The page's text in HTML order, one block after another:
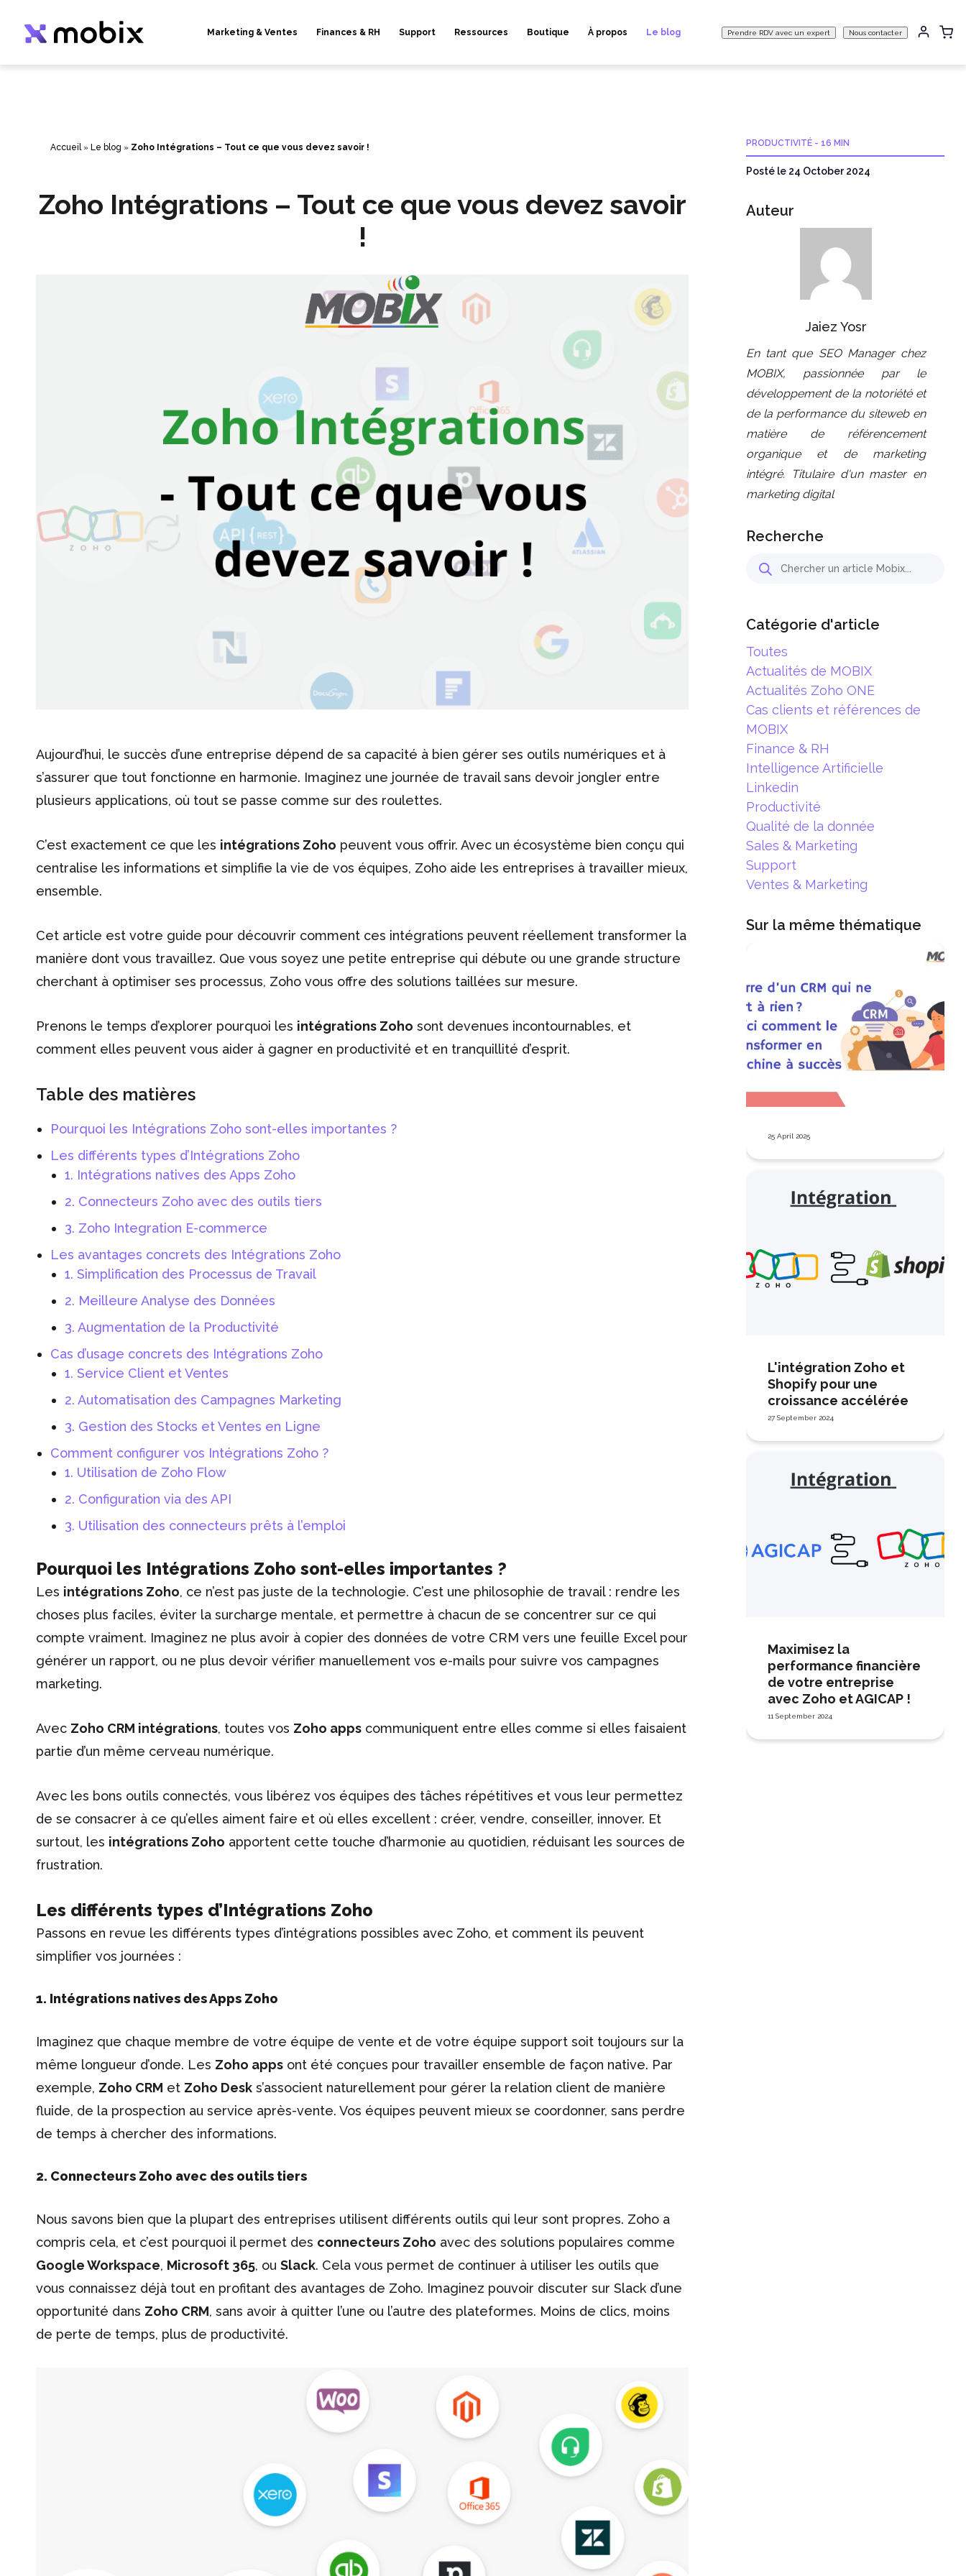
contenu
Marketing & Ventes Finances & RH Support Ressources Boutique À propos Le blog Prendre RDV avec un expert Nous contacter
Accueil» Le blog » Zoho Intégrations – Tout ce que vous devez savoir !
Zoho Intégrations – Tout ce que vous devez savoir
!
Aujourd’hui, le succès d’une entreprise dépend de sa capacité à bien gérer ses outils numériques et à
s’assurer que tout fonctionne en harmonie. Imaginez une journée de travail sans devoir jongler entre
plusieurs applications, où tout se passe comme sur des roulettes.
C’est exactement ce que les intégrations Zoho peuvent vous offrir. Avec un écosystème bien conçu qui
centralise les informations et simplifie la vie de vos équipes, Zoho aide les entreprises à travailler mieux,
ensemble.
Cet article est votre guide pour découvrir comment ces intégrations peuvent réellement transformer la
manière dont vous travaillez. Que vous soyez une petite entreprise qui débute ou une grande structure
cherchant à optimiser ses processus, Zoho vous offre des solutions taillées sur mesure.
Prenons le temps d’explorer pourquoi les intégrations Zoho sont devenues incontournables, et
comment elles peuvent vous aider à gagner en productivité et en tranquillité d’esprit.
Table des matières
Pourquoi les Intégrations Zoho sont-elles importantes ?
Les différents types d’Intégrations Zoho
1. Intégrations natives des Apps Zoho
2. Connecteurs Zoho avec des outils tiers
3. Zoho Integration E-commerce
Les avantages concrets des Intégrations Zoho
1. Simplification des Processus de Travail
2. Meilleure Analyse des Données
3. Augmentation de la Productivité
Cas d’usage concrets des Intégrations Zoho
1. Service Client et Ventes
2. Automatisation des Campagnes Marketing
3. Gestion des Stocks et Ventes en Ligne
Comment configurer vos Intégrations Zoho ?
1. Utilisation de Zoho Flow
2. Configuration via des API
3. Utilisation des connecteurs prêts à l’emploi
Pourquoi les Intégrations Zoho sont-elles importantes ?
Les intégrations Zoho, ce n’est pas juste de la technologie. C’est une philosophie de travail : rendre les
choses plus faciles, éviter la surcharge mentale, et permettre à chacun de se concentrer sur ce qui
compte vraiment. Imaginez ne plus avoir à copier des données de votre CRM vers une feuille Excel pour
générer un rapport, ou ne plus devoir vérifier manuellement vos e-mails pour suivre vos campagnes
marketing.
Avec Zoho CRM intégrations, toutes vos Zoho apps communiquent entre elles comme si elles faisaient
partie d’un même cerveau numérique.
Avec les bons outils connectés, vous libérez vos équipes des tâches répétitives et vous leur permettez
de se consacrer à ce qu’elles aiment faire et où elles excellent : créer, vendre, conseiller, innover. Et
surtout, les intégrations Zoho apportent cette touche d’harmonie au quotidien, réduisant les sources de
frustration.
Les différents types d’Intégrations Zoho
Passons en revue les différents types d’intégrations possibles avec Zoho, et comment ils peuvent
simplifier vos journées :
1. Intégrations natives des Apps Zoho
Imaginez que chaque membre de votre équipe de vente et de votre équipe support soit toujours sur la
même longueur d’onde. Les Zoho apps ont été conçues pour travailler ensemble de façon native. Par
exemple, Zoho CRM et Zoho Desk s’associent naturellement pour gérer la relation client de manière
fluide, de la prospection au service après-vente. Vos équipes peuvent mieux se coordonner, sans perdre
de temps à chercher des informations.
2. Connecteurs Zoho avec des outils tiers
Nous savons bien que la plupart des entreprises utilisent différents outils qui leur sont propres. Zoho a
compris cela, et c’est pourquoi il permet des connecteurs Zoho avec des solutions populaires comme
Google Workspace, Microsoft 365, ou Slack. Cela vous permet de continuer à utiliser les outils que
vous connaissez déjà tout en profitant des avantages de Zoho. Imaginez pouvoir discuter sur Slack d’une
opportunité dans Zoho CRM, sans avoir à quitter l’une ou l’autre des plateformes. Moins de clics, moins
de perte de temps, plus de productivité.
PRODUCTIVITÉ - 16 MIN
Posté le 24 October 2024
Auteur
Jaiez Yosr
En tant que SEO Manager chez
MOBIX, passionnée par le
développement de la notoriété et
de la performance du siteweb en
matière de référencement
organique et de marketing
intégré. Titulaire d'un master en
marketing digital
Recherche
Catégorie d'article
Toutes
Actualités de MOBIX
Actualités Zoho ONE
Cas clients et références de
MOBIX
Finance & RH
Intelligence Artificielle
Linkedin
Productivité
Qualité de la donnée
Sales & Marketing
Support
Ventes & Marketing
Sur la même thématique
25 April 2025
L'intégration Zoho et
Shopify pour une
croissance accélérée
27 September 2024
Maximisez la
performance financière
de votre entreprise
avec Zoho et AGICAP !
11 September 2024